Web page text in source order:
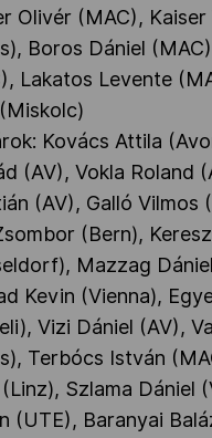
Olivér (MAC), Kaiser
Boros Dániel
Lakatos Levente
Kovács Attila
(AV), Vokla Roland
(AV), Galló Vilmos
(Bern),
Mazzag
Kevin (Vienna),
Vizi Dániel (AV),
Terbócs István
Szlama Dániel
(UTE), Baranyai